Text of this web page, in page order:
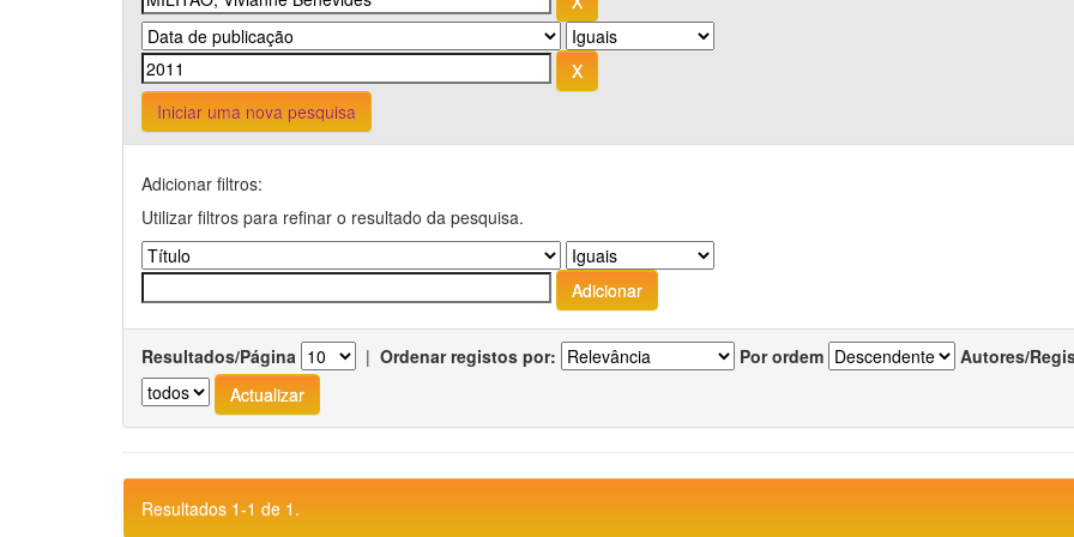
Iniciar uma nova pesquisa
Adicionar filtros:
Utilizar filtros para refinar o resultado da pesquisa.
Resultados/Página | Ordenar registos por: Por ordem Autores/
Resultados 1-1 de 1.